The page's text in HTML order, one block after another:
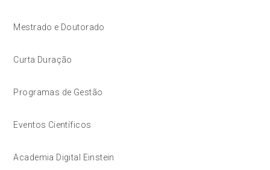
Mestrado e Doutorado
Curta Duração
Programas de Gestão
Eventos Científicos
Academia Digital Einstein